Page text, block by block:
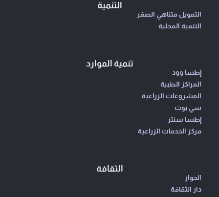
التنمية
التمويل متناهي الصغر
التنمية المحلية
تنمية الموارد
إطسا وود
المراكز الطبية
المشروعات الزراعية
سي بوت
إطسا سنتر
مركز الخدمات الزراعية
الثقافة
الحوار
دار الثقافة